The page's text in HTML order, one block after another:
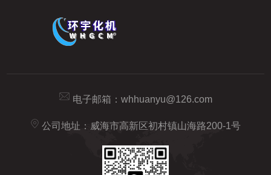
电子邮箱： whhuanyu@126.com
公司地址：威海市高新区初村镇山海路200-1号